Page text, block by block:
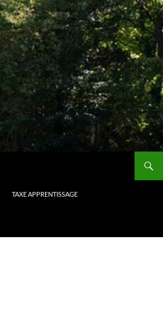
TAXE APPRENTISSAGE